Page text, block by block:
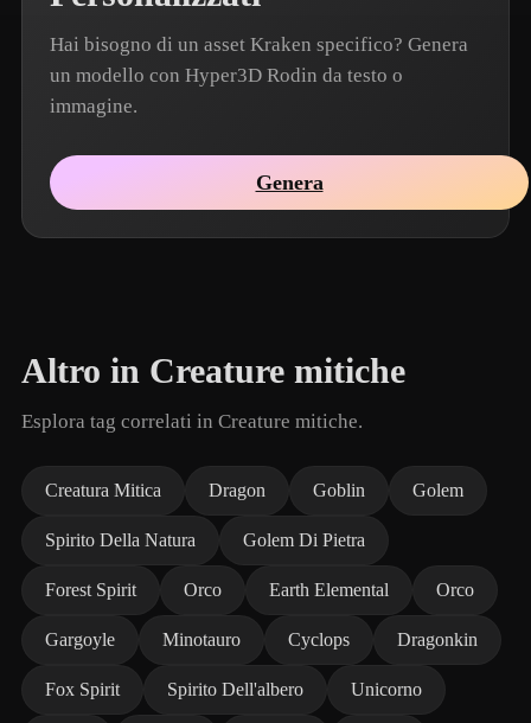
Hai bisogno di un asset Kraken specifico? Genera
un modello con Hyper3D Rodin da testo o
immagine.
Genera
Altro in Creature mitiche
Esplora tag correlati in Creature mitiche.
Creatura Mitica Dragon Goblin Golem
Spirito Della Natura Golem Di Pietra
Forest Spirit Orco Earth Elemental Orco
Gargoyle Minotauro Cyclops Dragonkin
Fox Spirit Spirito Dell'albero Unicorno